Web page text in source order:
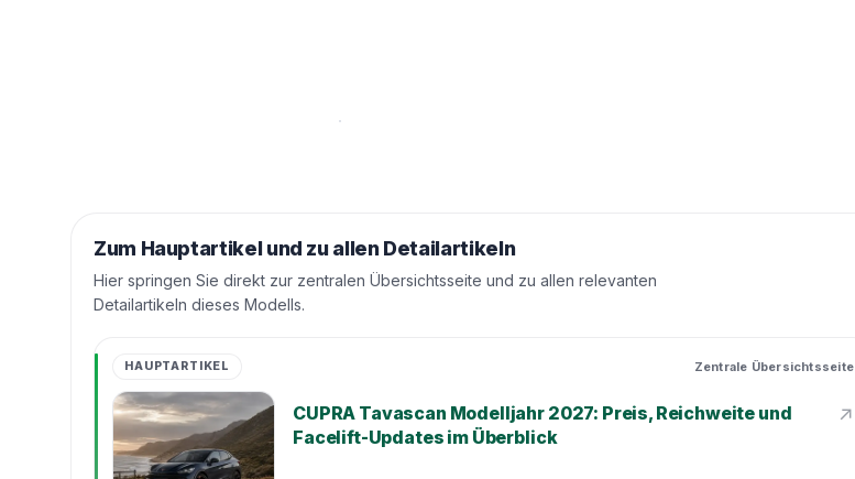
Zum Hauptartikel und zu allen Detailartikeln
Hier springen Sie direkt zur zentralen Übersichtsseite und zu allen relevanten
Detailartikeln dieses Modells.
HAUPTARTIKEL Zentrale Übersichtsseite
CUPRA Tavascan Modelljahr 2027: Preis, Reichweite und
Facelift-Updates im Überblick
↗